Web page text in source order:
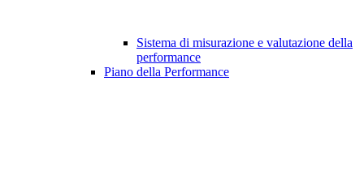
Sistema di misurazione e valutazione della
performance
Piano della Performance